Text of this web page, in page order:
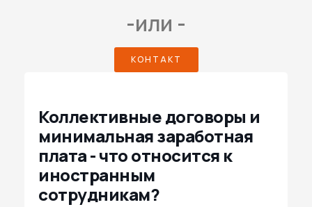
-или -
КОНТАКТ
Коллективные договоры и
минимальная заработная
плата - что относится к
иностранным
сотрудникам?